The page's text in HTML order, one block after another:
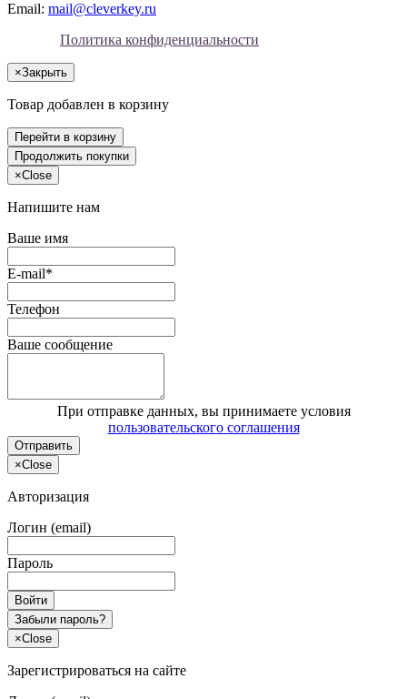
Email: mail@cleverkey.ru
Политика конфиденциальности
×Закрыть
Товар добавлен в корзину
Перейти в корзину
Продолжить покупки
×Close
Напишите нам
Ваше имя
E-mail*
Телефон
Ваше сообщение
При отправке данных, вы принимаете условия
пользовательского соглашения
Отправить
×Close
Авторизация
Логин (email)
Пароль
Войти
Забыли пароль?
×Close
Зарегистрироваться на сайте